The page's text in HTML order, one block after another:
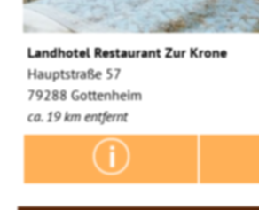
Landhotel Restaurant Zur Krone
Hauptstraße 57
79288 Gottenheim
ca. 19 km entfernt